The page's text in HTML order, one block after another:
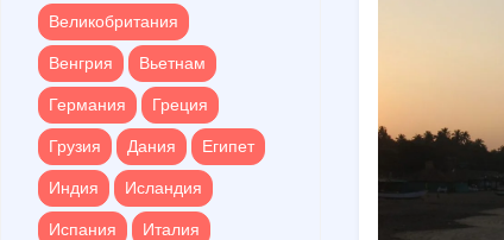
Венгрия
Вьетнам
Германия
Греция
Грузия
Дания
Египет
Индия
Исландия
Испания
Италия
Катар
Китай
Великобритания
Венгрия
Вьетнам
Германия
Греция
Грузия
Дания
Египет
Индия
Исландия
Испания
Италия